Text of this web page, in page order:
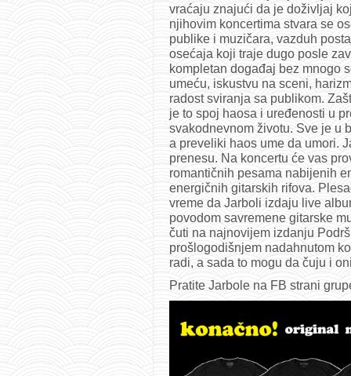
vraćaju znajući da je doživljaj
njihovim koncertima stvara se
publike i muzičara, vazduh
osećaja koji traje dugo posle
kompletan događaj bez mnogo
umeću, iskustvu na sceni,
radost sviranja sa publikom.
je to spoj haosa i uređenosti u
svakodnevnom životu. Sve je u
a preveliki haos ume da umori.
prenesu. Na koncertu će vas
romantičnih pesama nabijenih
energičnih gitarskih rifova.
vreme da Jarboli izdaju live
povodom savremene gitarske
čuti na najnovijem izdanju
prošlogodišnjem nadahnutom
radi, a sada to mogu da čuju i
Pratite Jarbole na FB strani